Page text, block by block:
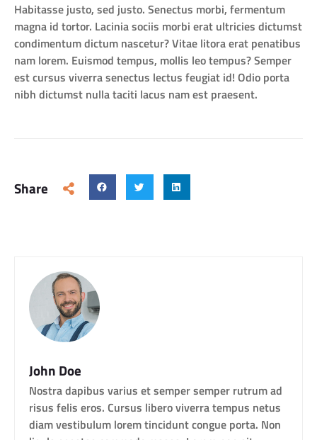
Habitasse justo, sed justo. Senectus morbi, fermentum
magna id tortor. Lacinia sociis morbi erat ultricies dictumst
condimentum dictum nascetur? Vitae litora erat penatibus
nam lorem. Euismod tempus, mollis leo tempus? Semper
est cursus viverra senectus lectus feugiat id! Odio porta
nibh dictumst nulla taciti lacus nam est praesent.
Share
John Doe
Nostra dapibus varius et semper semper rutrum ad
risus felis eros. Cursus libero viverra tempus netus
diam vestibulum lorem tincidunt congue porta. Non